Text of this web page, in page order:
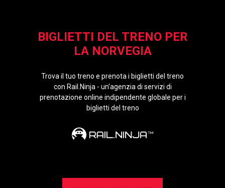
BIGLIETTI DEL TRENO PER
LA NORVEGIA
Trova il tuo treno e prenota i biglietti del treno
con Rail.Ninja - un'agenzia di servizi di
prenotazione online indipendente globale per i
biglietti del treno